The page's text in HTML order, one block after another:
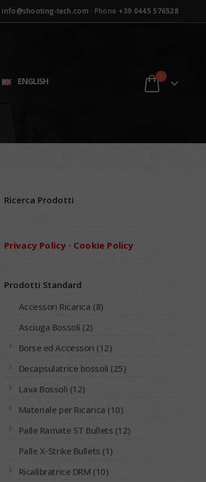
info@shooting-tech.com · Phone +39 0445 576528
ENGLISH 0
Ricerca Prodotti
Privacy Policy · Cookie Policy
Prodotti Standard
Accessori Ricarica (8)
Asciuga Bossoli (2)
Borse ed Accessori (12)
Decapsulatrice bossoli (25)
Lava Bossoli (12)
Materiale per Ricarica (10)
Palle Ramate ST Bullets (12)
Palle X-Strike Bullets (1)
Ricalibratrice DRM (10)